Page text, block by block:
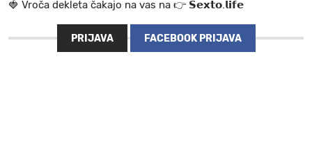
🍓 V r o č a d e k l e t a ča k a jo na va s n a 👉 𝗦𝗲𝘅𝘁𝗼.𝗹𝗶𝗳𝗲
PRIJAVA FACEBOOK PRIJAVA